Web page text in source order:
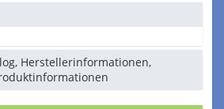
Herstellerinformationen,